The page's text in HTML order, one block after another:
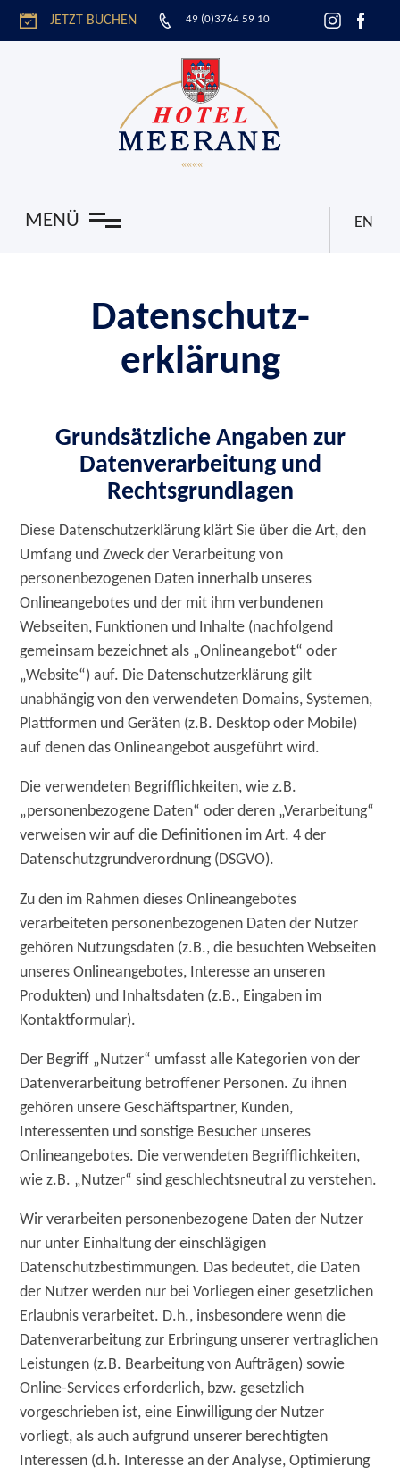
JETZT BUCHEN 49 (0)3764 59 10
MENÜ EN
Datenschutz­
erklärung
Grundsätzliche Angaben zur
Datenverarbeitung und
Rechtsgrundlagen
Diese Datenschutzerklärung klärt Sie über die Art, den
Umfang und Zweck der Verarbeitung von
personenbezogenen Daten innerhalb unseres
Onlineangebotes und der mit ihm verbundenen
Webseiten, Funktionen und Inhalte (nachfolgend
gemeinsam bezeichnet als „Onlineangebot“ oder
„Website“) auf. Die Datenschutzerklärung gilt
unabhängig von den verwendeten Domains, Systemen,
Plattformen und Geräten (z.B. Desktop oder Mobile)
auf denen das Onlineangebot ausgeführt wird.
Die verwendeten Begrifflichkeiten, wie z.B.
„personenbezogene Daten“ oder deren „Verarbeitung“
verweisen wir auf die Definitionen im Art. 4 der
Datenschutzgrundverordnung (DSGVO).
Zu den im Rahmen dieses Onlineangebotes
verarbeiteten personenbezogenen Daten der Nutzer
gehören Nutzungsdaten (z.B., die besuchten Webseiten
unseres Onlineangebotes, Interesse an unseren
Produkten) und Inhaltsdaten (z.B., Eingaben im
Kontaktformular).
Der Begriff „Nutzer“ umfasst alle Kategorien von der
Datenverarbeitung betroffener Personen. Zu ihnen
gehören unsere Geschäftspartner, Kunden,
Interessenten und sonstige Besucher unseres
Onlineangebotes. Die verwendeten Begrifflichkeiten,
wie z.B. „Nutzer“ sind geschlechtsneutral zu verstehen.
Wir verarbeiten personenbezogene Daten der Nutzer
nur unter Einhaltung der einschlägigen
Datenschutzbestimmungen. Das bedeutet, die Daten
der Nutzer werden nur bei Vorliegen einer gesetzlichen
Erlaubnis verarbeitet. D.h., insbesondere wenn die
Datenverarbeitung zur Erbringung unserer vertraglichen
Leistungen (z.B. Bearbeitung von Aufträgen) sowie
Online-Services erforderlich, bzw. gesetzlich
vorgeschrieben ist, eine Einwilligung der Nutzer
vorliegt, als auch aufgrund unserer berechtigten
Interessen (d.h. Interesse an der Analyse, Optimierung